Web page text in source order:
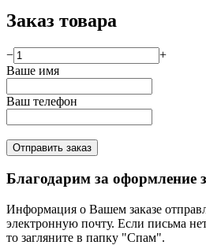
Заказ товара
−
+
Ваше имя
Ваш телефон
Отправить заказ
Благодарим за оформление
Информация о Вашем заказе
электронную почту. Если письма
то загляните в папку "Спам".